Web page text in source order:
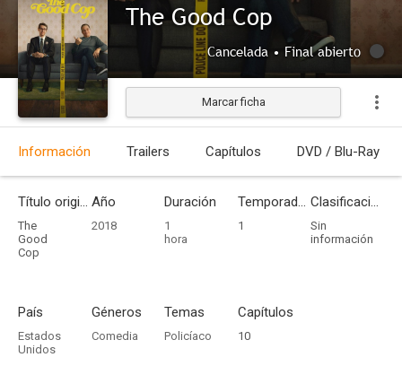
The Good Cop
Cancelada • Final abierto
Marcar ficha
Información Trailers Capítulos DVD / Blu-Ray
Título original
The
Good
Cop
Año
2018
Duración
1
hora
Temporadas
1
Clasificación por edades
Sin
información
País
Estados
Unidos
Géneros
Comedia
Temas
Policíaco
Capítulos
10